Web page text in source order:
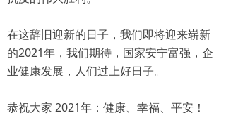
在这辞旧迎新的日子，我们即将迎来崭新
的2021年，我们期待，国家安宁富强，企
业健康发展，人们过上好日子。
恭祝大家 2021年：健康、幸福、平安！